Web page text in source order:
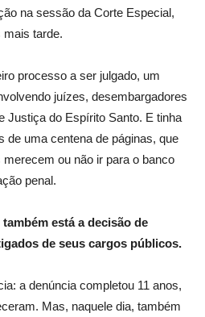
na sessão da Corte Especial,
mais tarde.
processo a ser julgado, um
juízes, desembargadores
Justiça do Espírito Santo. E tinha
de uma centena de páginas, que
ou não ir para o banco
penal.
está a decisão de
de seus cargos públicos.
a denúncia completou 11 anos,
Mas, naquele dia, também